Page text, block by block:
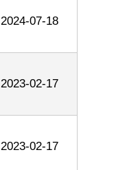
2024-07-18
2023-02-17
2023-02-17